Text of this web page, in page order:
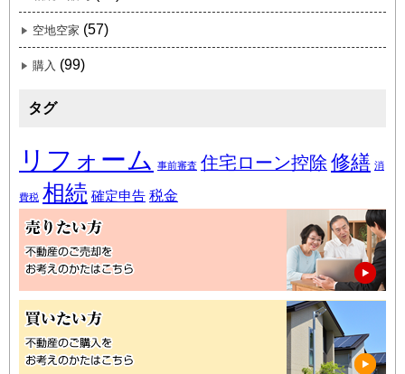
空地空家 (57)
購入 (99)
タグ
リフォーム 事前審査 住宅ローン控除 修繕 消
費税 相続 確定申告 税金